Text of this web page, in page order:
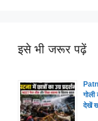
इसे भी जरूर पढ़ें
देखें